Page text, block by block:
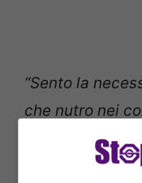
“Sento la
che nutro nei
queste ore mi
non abbia